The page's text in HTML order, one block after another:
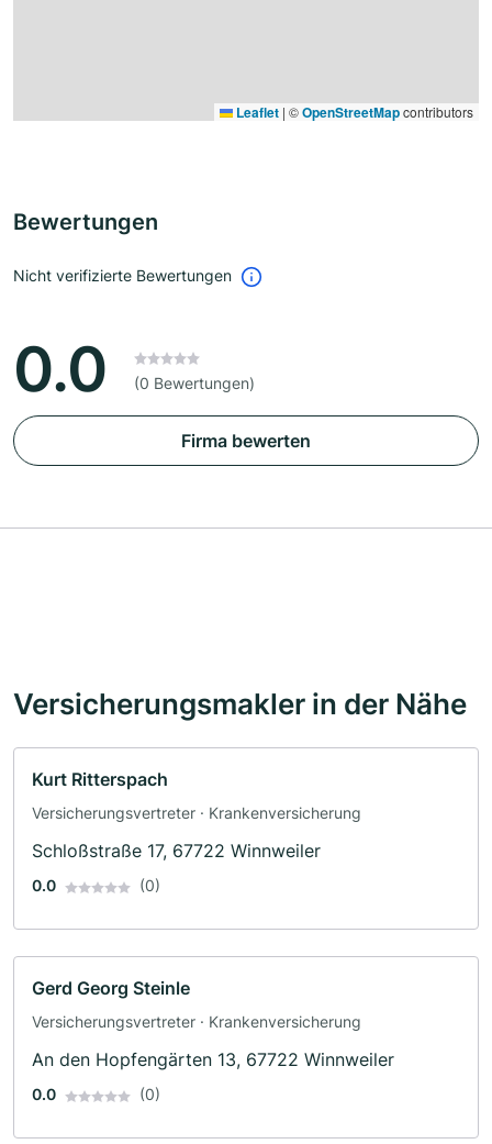
Leaflet | ©OpenStreetMapcontributors
Bewertungen
Nicht verifizierte Bewertungen
0.0 (0 Bewertungen)
Firma bewerten
Versicherungsmakler in der Nähe
Kurt Ritterspach
Versicherungsvertreter · Krankenversicherung
Schloßstraße 17, 67722 Winnweiler
0.0 (0)
Gerd Georg Steinle
Versicherungsvertreter · Krankenversicherung
An den Hopfengärten 13, 67722 Winnweiler
0.0 (0)